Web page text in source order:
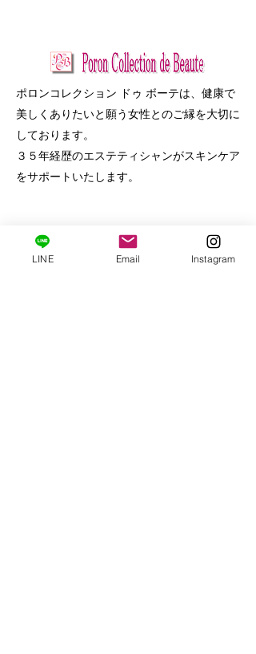
ポロンコレクション ドゥ ボーテは、健康で
美しくありたいと願う女性とのご縁を大切に
しております。
３５年経歴のエステティシャンがスキンケア
をサポートいたします。
​エステサロン
LINE Email Instagram